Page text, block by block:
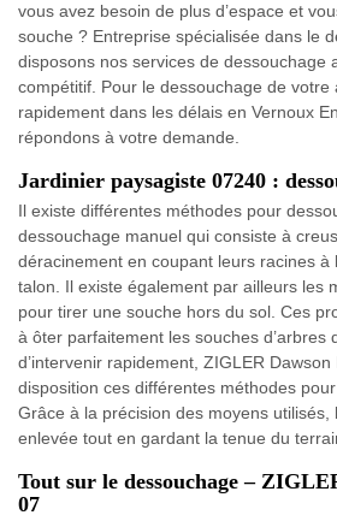
vous avez besoin de plus d’espace et
souche ? Entreprise spécialisée dans le
disposons nos services de dessouchage
compétitif. Pour le dessouchage de
rapidement dans les délais en Vernoux
répondons à votre demande.
Jardinier paysagiste 07240 :
Il existe différentes méthodes pour
dessouchage manuel qui consiste à
déracinement en coupant leurs racines à
talon. Il existe également par ailleurs les
pour tirer une souche hors du sol. Ces
à ôter parfaitement les souches d’arbres
d’intervenir rapidement, ZIGLER
disposition ces différentes méthodes
Grâce à la précision des moyens utilisés,
enlevée tout en gardant la tenue du
Tout sur le dessouchage –
07